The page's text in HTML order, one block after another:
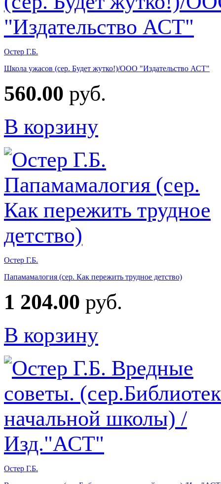
Остер Г.Б.
Школа ужасов (сер. Будет жутко!)/ООО "Издательство АСТ"
560.00 руб.
В корзину
Остер Г.Б.
Папамамалогия (сер. Как пережить трудное детство)
1 204.00 руб.
В корзину
Остер Г.Б.